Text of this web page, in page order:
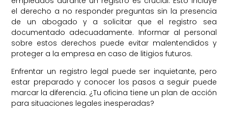
el derecho a no responder preguntas sin la presencia
de un abogado y a solicitar que el registro sea
documentado adecuadamente. Informar al personal
sobre estos derechos puede evitar malentendidos y
proteger a la empresa en caso de litigios futuros.
Enfrentar un registro legal puede ser inquietante, pero
estar preparado y conocer los pasos a seguir puede
marcar la diferencia. ¿Tu oficina tiene un plan de acción
para situaciones legales inesperadas?